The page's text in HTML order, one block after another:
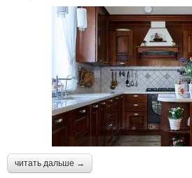
читать дальше →